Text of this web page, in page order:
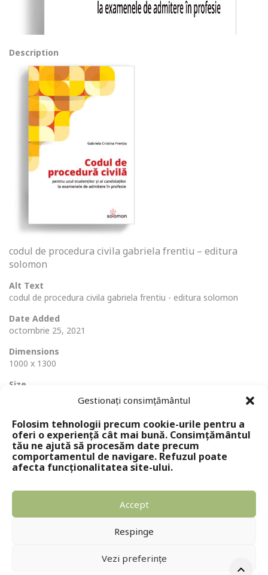
Gestionați consimțământul
Folosim tehnologii precum cookie-urile pentru a
oferi o experiență cât mai bună. Consimțământul
tău ne ajută să procesăm date precum
comportamentul de navigare. Refuzul poate
afecta funcționalitatea site-ului.
Accept
Respinge
Vezi preferințe
Description
codul de procedura civila gabriela frentiu – editura
solomon
Alt Text
codul de procedura civila gabriela frentiu - editura solomon
Date Added
octombrie 25, 2021
Dimensions
1000 x 1300
Size